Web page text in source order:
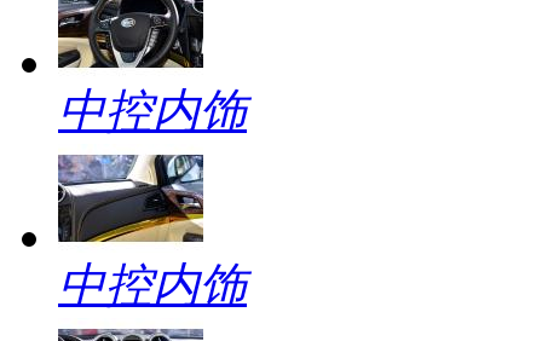
中控内饰
中控内饰